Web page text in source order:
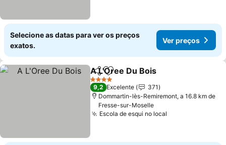
Selecione as datas para ver os preços
exatos.
Ver preços
PartilharAdicionar aos favoritos
A L'Oree Du Bois
4 Estrelas
9,2 Excelente
371
Dommartin-lès-Remiremont, a 16.8 km de
Fresse-sur-Moselle
Escola de esqui no local